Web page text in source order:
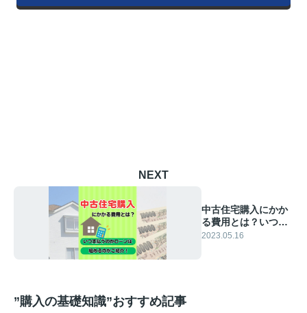
NEXT
中古住宅購入にかか
る費用とは？いつ支
払うのかローンは組
2023.05.16
”購入の基礎知識”おすすめ記事